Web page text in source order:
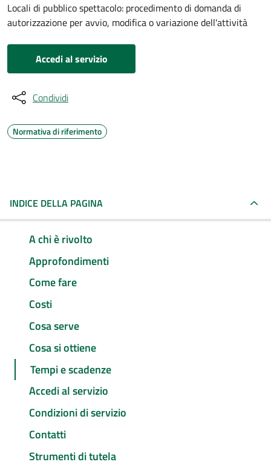
Locali di pubblico spettacolo: procedimento di domanda di
autorizzazione per avvio, modifica o variazione dell'attività
Accedi al servizio
Condividi
Normativa di riferimento
INDICE DELLA PAGINA
A chi è rivolto
Approfondimenti
Come fare
Costi
Cosa serve
Cosa si ottiene
Tempi e scadenze
Accedi al servizio
Condizioni di servizio
Contatti
Strumenti di tutela